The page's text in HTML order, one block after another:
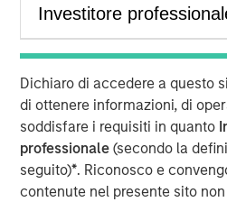
Dichiaro di accedere a questo
di ottenere informazioni, di
soddisfare i requisiti in quanto
professionale(secondo la
seguito)*. Riconosco e
contenute nel presente sito
“We think the
capital expenditure
companies
and those
business as a result.”